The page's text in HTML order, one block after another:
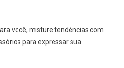
você, misture tendências com
para expressar sua